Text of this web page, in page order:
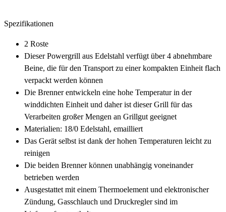
Spezifikationen
2 Roste
Dieser Powergrill aus Edelstahl verfügt über 4 abnehmbare
Beine, die für den Transport zu einer kompakten Einheit flach
verpackt werden können
Die Brenner entwickeln eine hohe Temperatur in der
winddichten Einheit und daher ist dieser Grill für das
Verarbeiten großer Mengen an Grillgut geeignet
Materialien: 18/0 Edelstahl, emailliert
Das Gerät selbst ist dank der hohen Temperaturen leicht zu
reinigen
Die beiden Brenner können unabhängig voneinander
betrieben werden
Ausgestattet mit einem Thermoelement und elektronischer
Zündung, Gasschlauch und Druckregler sind im